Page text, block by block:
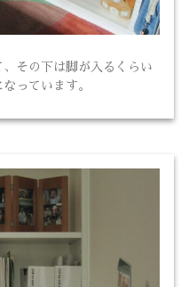
その下は脚が入るくらい
っています。